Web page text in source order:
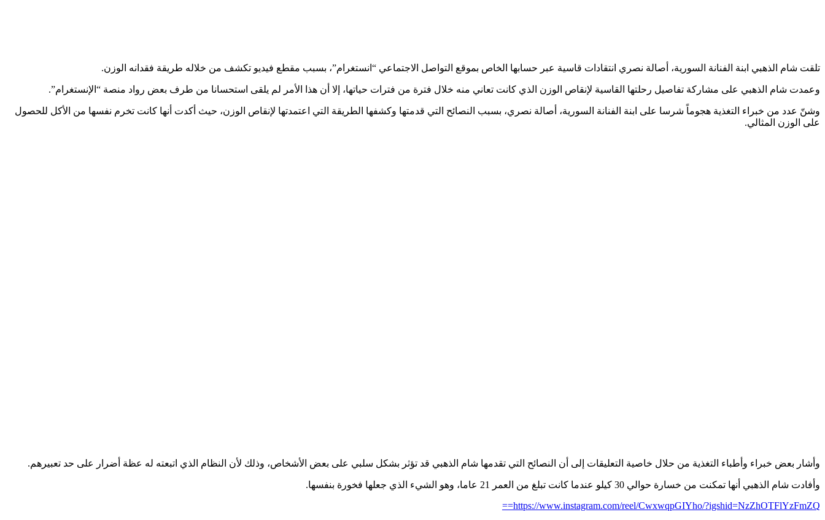
تلقت شام الذهبي ابنة الفنانة السورية، أصالة نصري انتقادات قاسية عبر حسابها الخاص بموقع التواصل الاجتماعي “انستغرام”، بسبب مقطع فيديو تكشف من خلاله طريقة فقدانه الوزن.
وعمدت شام الذهبي على مشاركة تفاصيل رحلتها القاسية لإنقاص الوزن الذي كانت تعاني منه خلال فترة من فترات حياتها، إلا أن هذا الأمر لم يلقى استحسانا من طرف بعض رواد منصة “الإنستغرام”.
وشنّ عدد من خبراء التغذية هجوماً شرسا على ابنة الفنانة السورية، أصالة نصري، بسبب النصائح التي قدمتها وكشفها الطريقة التي اعتمدتها لإنقاص الوزن، حيث أكدت أنها كانت تخرم نفسها من الأكل للحصول
على الوزن المثالي.
وأشار بعض خبراء وأطباء التغذية من حلال خاصية التعليقات إلى أن النصائح التي تقدمها شام الذهبي قد تؤثر بشكل سلبي على بعض الأشخاص، وذلك لأن النظام الذي اتبعته له عظة أضرار على حد تعبيرهم.
وأفادت شام الذهبي أنها تمكنت من خسارة حوالي 30 كيلو عندما كانت تبلغ من العمر 21 عاما، وهو الشيء الذي جعلها فخورة بنفسها.
https://www.instagram.com/reel/CwxwqpGIYho/?igshid=NzZhOTFlYzFmZQ==